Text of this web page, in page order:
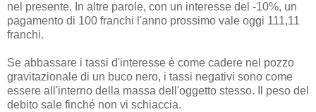
nel presente. In altre parole, con un interesse del -10%, un
pagamento di 100 franchi l'anno prossimo vale oggi 111,11
franchi.
Se abbassare i tassi d'interesse è come cadere nel pozzo
gravitazionale di un buco nero, i tassi negativi sono come
essere all'interno della massa dell'oggetto stesso. Il peso del
debito sale finché non vi schiaccia.